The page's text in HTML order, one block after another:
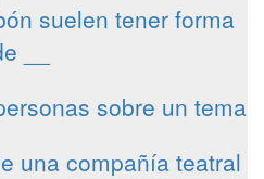
suelen tener forma
__
sobre un tema
una compañía teatral